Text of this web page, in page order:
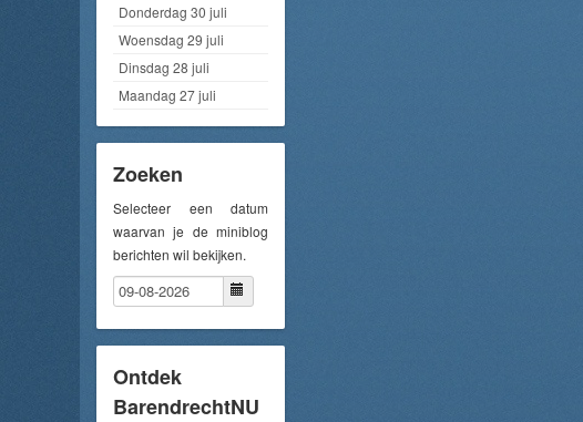
Donderdag 30 juli
Woensdag 29 juli
Dinsdag 28 juli
Maandag 27 juli
Zoeken
Selecteer een datum
waarvan je de miniblog
berichten wil bekijken.
Ontdek
BarendrechtNU